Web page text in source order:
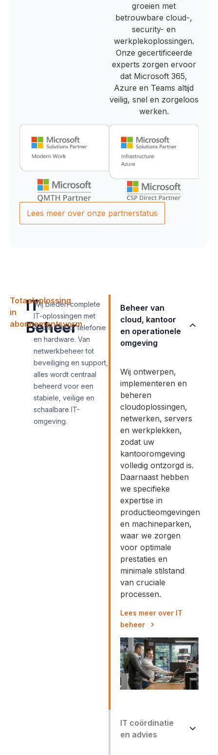
groeien met
betrouwbare cloud-,
security- en
werkplekoplossingen.
Onze gecertificeerde
experts zorgen ervoor
dat Microsoft 365,
Azure en Teams altijd
veilig, snel en zorgeloos
werken.
Lees meer over onze partnerstatus
IT
Beheer
Totaaloplossing
in
abonnementsvorm
Wij bieden complete
IT-oplossingen met
Azure Cloud, telefonie
en hardware. Van
netwerkbeheer tot
beveiliging en support,
alles wordt centraal
beheerd voor een
stabiele, veilige en
schaalbare IT-
omgeving.
Beheer van
cloud, kantoor
en operationele
omgeving
Wij ontwerpen,
implementeren en
beheren
cloudoplossingen,
netwerken, servers
en werkplekken,
zodat uw
kantooromgeving
volledig ontzorgd is.
Daarnaast hebben
we specifieke
expertise in
productieomgevingen
en machineparken,
waar we zorgen
voor optimale
prestaties en
minimale stilstand
van cruciale
processen.
Lees meer over IT
beheer
IT coördinatie
en advies